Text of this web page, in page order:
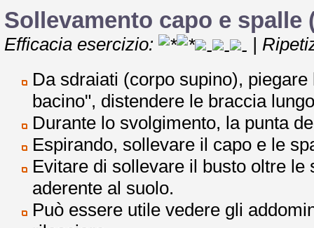
Sollevamento capo e spalle
Efficacia esercizio:
|
Da sdraiati (corpo supino),
bacino", distendere le braccia
Durante lo svolgimento, la punta
Espirando, sollevare il capo e le
Evitare di sollevare il busto oltre
aderente al suolo.
Può essere utile vedere gli